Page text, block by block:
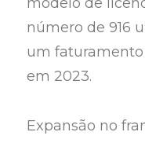
número de 916
um
em 2023.
Expansão no